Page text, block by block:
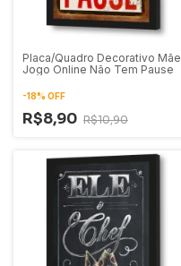
Placa/Quadro Decorativo Mãe
Jogo Online Não Tem Pause
-18% OFF
R$8,90 R$10,90